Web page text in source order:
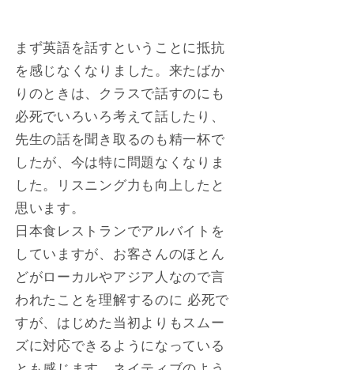
まず英語を話すということに抵抗
を感じなくなりました。来たばか
りのときは、クラスで話すのにも
必死でいろいろ考えて話したり、
先生の話を聞き取るのも精一杯で
したが、今は特に問題なくなりま
した。リスニング力も向上したと
思います。
日本食レストランでアルバイトを
していますが、お客さんのほとん
どがローカルやアジア人なので言
われたことを理解するのに 必死で
すが、はじめた当初よりもスムー
ズに対応できるようになっている